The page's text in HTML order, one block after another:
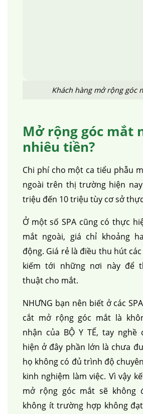
Khách hàng mở rộng góc
Mở rộng góc mắt
nhiêu tiền?
Chi phí cho một ca tiểu phẫu
ngoài trên thị trường hiện
triệu đến 10 triệu tùy cơ sở
Ở một số SPA cũng có thực
mắt ngoài, giá chỉ khoảng
động. Giá rẻ là điều thu hút
kiếm tới những nơi này để
thuật cho mắt.
NHƯNG bạn nên biết ở các
cắt mở rộng góc mắt là
nhận của BỘ Y TẾ, tay nghề
hiện ở đây phần lớn là chưa
họ không có đủ trình độ
kinh nghiệm làm việc. Vì vậy
mở rộng góc mắt sẽ không
không ít trường hợp không